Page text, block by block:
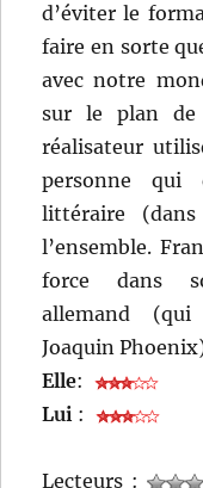
d’éviter le
faire en sorte
avec notre
sur le plan de
réalisateur
personne qui
littéraire
l’ensemble.
force dans
allemand
Joaquin
Elle:
Lui :
Lecteurs :